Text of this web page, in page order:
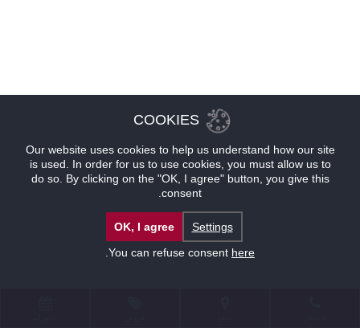
COOKIES
Our website uses cookies to help us understand how our site
is used. In order for us to use cookies, you must allow us to
do so. By clicking on the "OK, I agree" button, you give this
consent.
Settings
OK, I agree
You can refuse consent here
.